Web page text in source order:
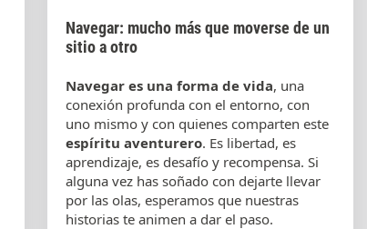
Navegar: mucho más que moverse de un
sitio a otro
Navegar es una forma de vida, una
conexión profunda con el entorno, con
uno mismo y con quienes comparten este
espíritu aventurero. Es libertad, es
aprendizaje, es desafío y recompensa. Si
alguna vez has soñado con dejarte llevar
por las olas, esperamos que nuestras
historias te animen a dar el paso.